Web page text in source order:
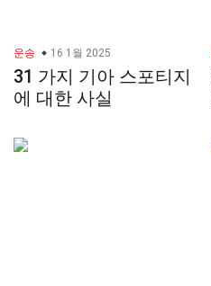
운송 16 1월 2025
31 가지 기아 스포티지
에 대한 사실